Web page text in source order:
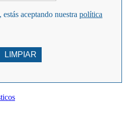
aceptando nuestra política
LIMPIAR